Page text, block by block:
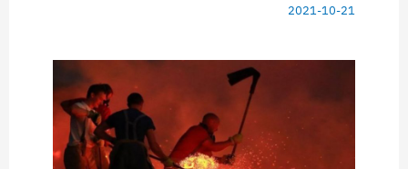
2021-10-21